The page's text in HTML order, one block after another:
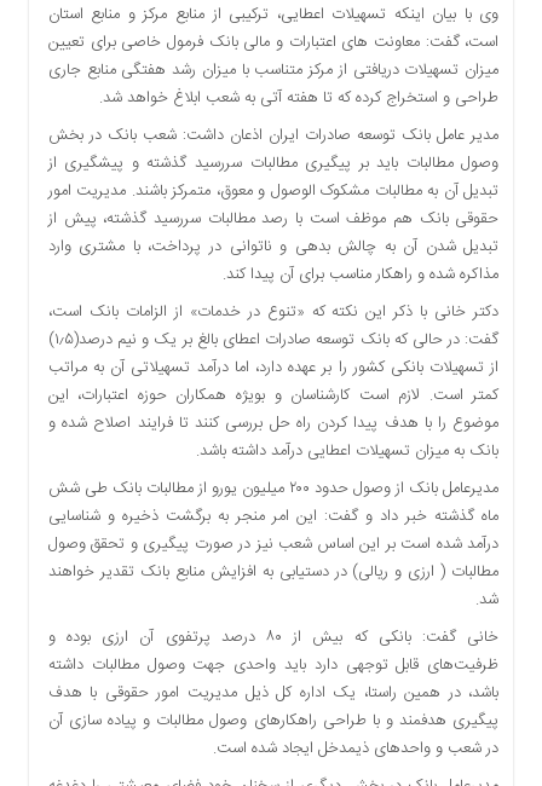
وی با بیان اینکه تسهیلات اعطایی، ترکیبی از منابع مرکز و منابع استان
است، گفت: معاونت های اعتبارات و مالی بانک فرمول خاصی برای تعیین
میزان تسهیلات دریافتی از مرکز متناسب با میزان رشد هفتگی منابع جاری
طراحی و استخراج کرده که تا هفته آتی به شعب ابلاغ خواهد شد.
مدیر عامل بانک توسعه صادرات ایران اذعان داشت: شعب بانک در بخش
وصول مطالبات باید بر پیگیری مطالبات سررسید گذشته و پیشگیری از
تبدیل آن به مطالبات مشکوک الوصول و معوق، متمرکز باشند. مدیریت امور
حقوقی بانک هم موظف است با رصد مطالبات سررسید گذشته، پیش از
تبدیل شدن آن به چالش بدهی و ناتوانی در پرداخت، با مشتری وارد
مذاکره شده و راهکار مناسب برای آن پیدا کند.
دکتر خانی با ذکر این نکته که «تنوع در خدمات» از الزامات بانک است،
گفت: در حالی که بانک توسعه صادرات اعطای بالغ بر یک و نیم درصد(۱٫۵)
از تسهیلات بانکی کشور را بر عهده دارد، اما درآمد تسهیلاتی آن به مراتب
کمتر است. لازم است کارشناسان و بویژه همکاران حوزه اعتبارات، این
موضوع را با هدف پیدا کردن راه حل بررسی کنند تا فرایند اصلاح شده و
بانک به میزان تسهیلات اعطایی درآمد داشته باشد.
مدیرعامل بانک از وصول حدود ۲۰۰ میلیون یورو از مطالبات بانک طی شش
ماه گذشته خبر داد و گفت: این امر منجر به برگشت ذخیره و شناسایی
درآمد شده است بر این اساس شعب نیز در صورت پیگیری و تحقق وصول
مطالبات ( ارزی و ریالی) در دستیابی به افزایش منابع بانک تقدیر خواهند
شد.
خانی گفت: بانکی که بیش از ۸۰ درصد پرتفوی آن ارزی بوده و
ظرفیت‌های قابل توجهی دارد باید واحدی جهت وصول مطالبات داشته
باشد، در همین راستا، یک اداره کل ذیل مدیریت امور حقوقی با هدف
پیگیری هدفمند و با طراحی راهکارهای وصول مطالبات و پیاده سازی آن
در شعب و واحدهای ذیمدخل ایجاد شده است.